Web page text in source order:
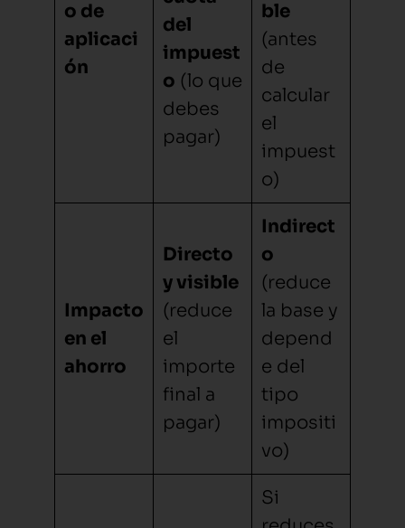
o de
aplicaci
ón
del
impuest
o (lo que
debes
pagar)
ble
(antes
de
calcular
el
impuest
o)
Impacto
en el
ahorro
Directo
y visible
(reduce
el
importe
final a
pagar)
Indirect
o
(reduce
la base y
depend
e del
tipo
impositi
vo)
Si